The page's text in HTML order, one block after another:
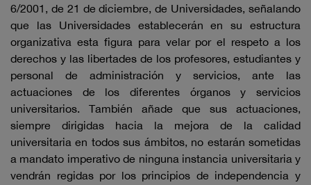
6/2001, de 21 de diciembre, de Universidades, señalando
que las Universidades establecerán en su estructura
organizativa esta figura para velar por el respeto a los
derechos y las libertades de los profesores, estudiantes y
personal de administración y servicios, ante las
actuaciones de los diferentes órganos y servicios
universitarios. También añade que sus actuaciones,
siempre dirigidas hacia la mejora de la calidad
universitaria en todos sus ámbitos, no estarán sometidas
a mandato imperativo de ninguna instancia universitaria y
vendrán regidas por los principios de independencia y